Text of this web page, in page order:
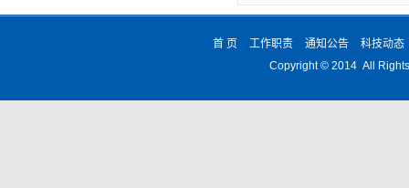
首 页 工作职责 通知公告
科技动态
Copyright © 2014 All